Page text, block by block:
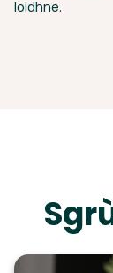
loidhne.